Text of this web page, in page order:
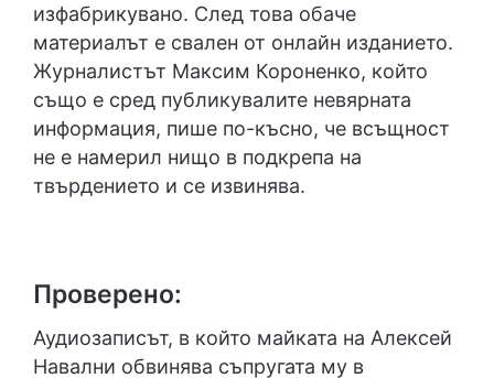
изфабрикувано. След това обаче
материалът е свален от онлайн изданието.
Журналистът Максим Короненко, който
също е сред публикувалите невярната
информация, пише по-късно, че всъщност
не е намерил нищо в подкрепа на
твърдението и се извинява.
Проверено:
Аудиозаписът, в който майката на Алексей
Навални обвинява съпругата му в